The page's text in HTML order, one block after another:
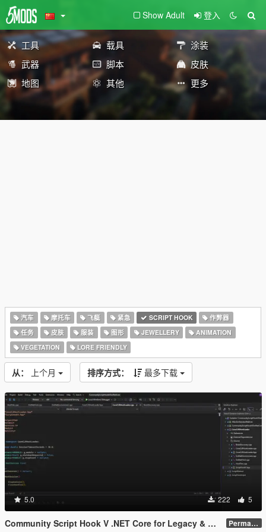
Show Adult 登入
工具 载具
涂装
武器
脚本
皮肤
地图
其他 更多
汽车 摩托车 飞艇 紧急 SCRIPT HOOK
作弊器
任务
皮肤 服装 图形 JEWELLERY
ANIMATION
VEGETATION
LORE FRIENDLY
从： 上个月 排序方式： 最多下载
5.0 222 5
Community Script Hook V .NET Core for Legacy & Enhanced [ .NET Core ] Permanent Link